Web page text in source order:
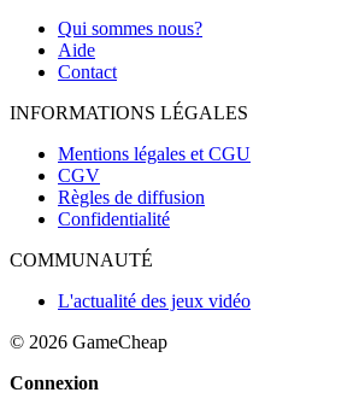
Qui sommes nous?
Aide
Contact
INFORMATIONS LÉGALES
Mentions légales et CGU
CGV
Règles de diffusion
Confidentialité
COMMUNAUTÉ
L'actualité des jeux vidéo
© 2026 GameCheap
Connexion